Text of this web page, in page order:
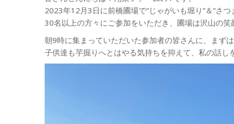
2023年12月3日に前橋圃場で”じゃがいも堀り”＆”さ
30名以上の方々にご参加をいただき、圃場は沢山の笑
朝9時に集まっていただいた参加者の皆さんに、まず
子供達も芋掘りへとはやる気持ちを抑えて、私の話し